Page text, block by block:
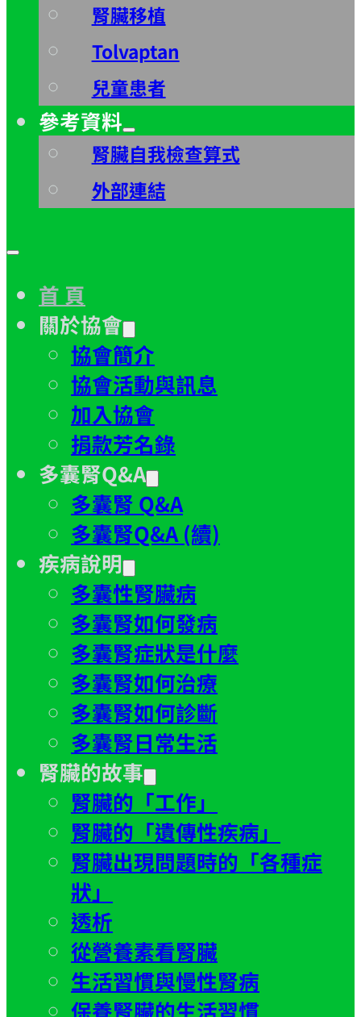
腎臟移植
Tolvaptan
兒童患者
參考資料
腎臟自我檢查算式
外部連結
首 頁
關於協會
協會簡介
協會活動與訊息
加入協會
捐款芳名錄
多囊腎Q&A
多囊腎 Q&A
多囊腎Q&A (續)
疾病說明
多囊性腎臟病
多囊腎如何發病
多囊腎症狀是什麼
多囊腎如何治療
多囊腎如何診斷
多囊腎日常生活
腎臟的故事
腎臟的「工作」
腎臟的「遺傳性疾病」
腎臟出現問題時的「各種症
狀」
透析
從營養素看腎臟
生活習慣與慢性腎病
保養腎臟的生活習慣